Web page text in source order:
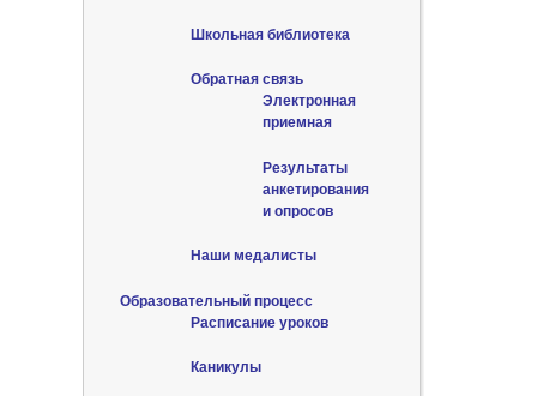
Школьная библиотека
Обратная связь
Электронная
приемная
Результаты
анкетирования
и опросов
Наши медалисты
Образовательный процесс
Расписание уроков
Каникулы